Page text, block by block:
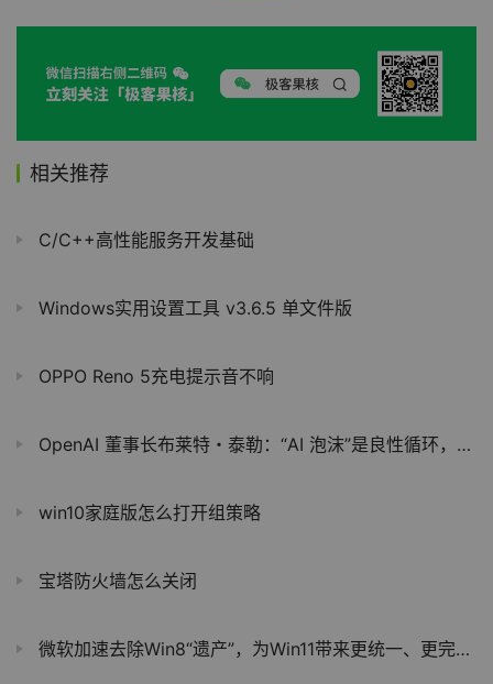
相关推荐
C/C++高性能服务开发基础
Windows实用设置工具 v3.6.5 单文件版
OPPO Reno 5充电提示音不响
OpenAI 董事长布莱特・泰勒：“AI 泡沫”是良性循环，未来将创造巨大经济价值
win10家庭版怎么打开组策略
宝塔防火墙怎么关闭
微软加速去除Win8“遗产”，为Win11带来更统一、更完善的使用体验